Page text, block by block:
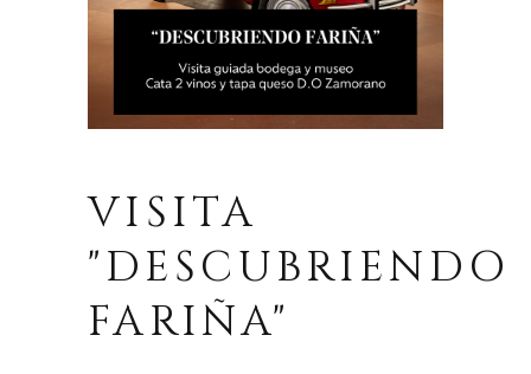
VISITA
"DESCUBRIENDO
FARIÑA"